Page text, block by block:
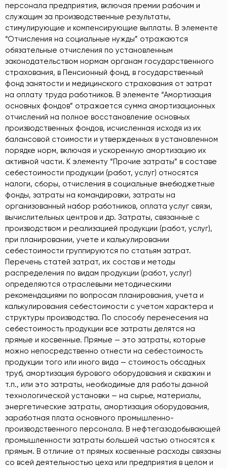
персонала предприятия, включая премии рабочим и
служащим за производственные результаты,
стимулирующие и компенсирующие выплаты. В элементе
“Отчисления на социальные нужды” отражаются
обязательные отчисления по установленным
законодательством нормам органам государственного
страхования, в Пенсионный фонд, в государственный
фонд занятости и медицинского страхования от затрат
на оплату труда работников. В элементе “Амортизация
основных фондов” отражается сумма амортизационных
отчислений на полное восстановление основных
производственных фондов, исчисленная исходя из их
балансовой стоимости и утвержденных в установленном
порядке норм, включая и ускоренную амортизацию их
активной части. К элементу “Прочие затраты” в составе
себестоимости продукции (работ, услуг) относятся
налоги, сборы, отчисления в социальные внебюджетные
фонды, затраты на командировки, затраты на
организованный набор работников, оплата услуг связи,
вычислительных центров и др. Затраты, связанные с
производством и реализацией продукции (работ, услуг),
при планировании, учете и калькулировании
себестоимости группируются по статьям затрат.
Перечень статей затрат, их состав и методы
распределения по видам продукции (работ, услуг)
определяются отраслевыми методическими
рекомендациями по вопросам планирования, учета и
калькулирования себестоимости с учетом характера и
структуры производства. По способу перенесения на
себестоимость продукции все затраты делятся на
прямые и косвенные. Прямые — это затраты, которые
можно непосредственно отнести на себестоимость
продукции того или иного вида — стоимость обсадных
труб, амортизация бурового оборудования и скважин и
т.п., или это затраты, необходимые для работы данной
технологической установки — на сырье, материалы,
энергетические затраты, амортизация оборудования,
заработная плата основного промышленно-
производственного персонала. В нефтегазодобывающей
промышленности затраты большей частью относятся к
прямым. В отличие от прямых косвенные расходы связаны
со всей деятельностью цеха или предприятия в целом и